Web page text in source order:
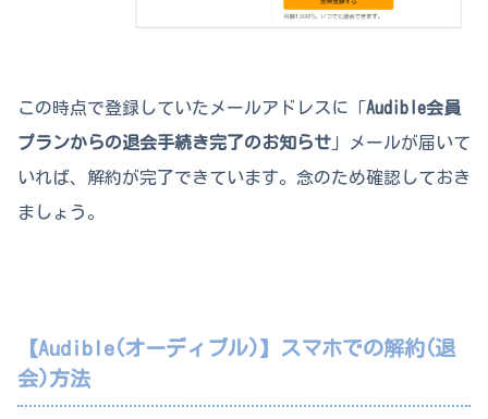
この時点で登録していたメールアドレスに「Audible会員
プランからの退会手続き完了のお知らせ 」メールが届いて
いれば、解約が完了できています。念のため確認しておき
ましょう。
【Audible(オーディブル)】スマホでの解約(退
会)方法